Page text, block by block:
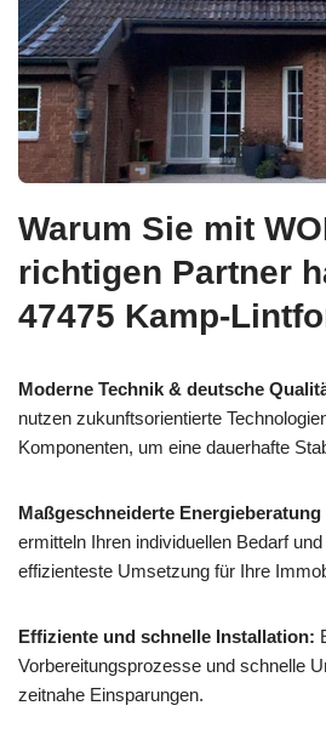
Warum Sie mit
richtigen Partner
47475 Kamp-
Moderne Technik & deutsche
nutzen zukunftsorientierte
Komponenten, um eine dauerhafte
Maßgeschneiderte Energieberatung
ermitteln Ihren individuellen Bedarf
effizienteste Umsetzung für Ihre
Effiziente und schnelle Installation:
Vorbereitungsprozesse und schnelle
zeitnahe Einsparungen.